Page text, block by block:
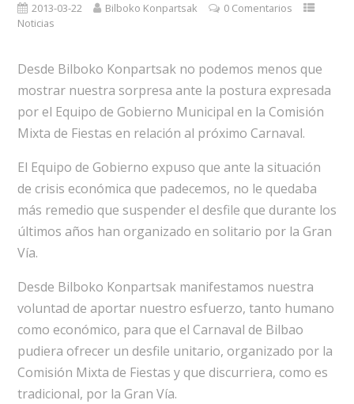
2013-03-22 Bilboko Konpartsak
0 Comentarios
Noticias
Desde Bilboko Konpartsak no podemos menos que
mostrar nuestra sorpresa ante la postura expresada
por el Equipo de Gobierno Municipal en la Comisión
Mixta de Fiestas en relación al próximo Carnaval.
El Equipo de Gobierno expuso que ante la situación
de crisis económica que padecemos, no le quedaba
más remedio que suspender el desfile que durante los
últimos años han organizado en solitario por la Gran
Vía.
Desde Bilboko Konpartsak manifestamos nuestra
voluntad de aportar nuestro esfuerzo, tanto humano
como económico, para que el Carnaval de Bilbao
pudiera ofrecer un desfile unitario, organizado por la
Comisión Mixta de Fiestas y que discurriera, como es
tradicional, por la Gran Vía.